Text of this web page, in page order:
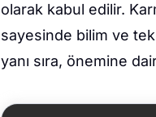
olarak kabul edilir.
sayesinde bilim ve
yanı sıra, önemine